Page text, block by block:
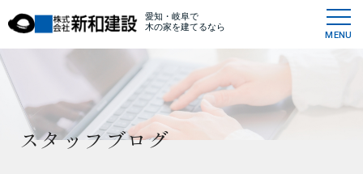
愛知・岐阜で
木の家を建てるなら
MENU
スタッフブログ